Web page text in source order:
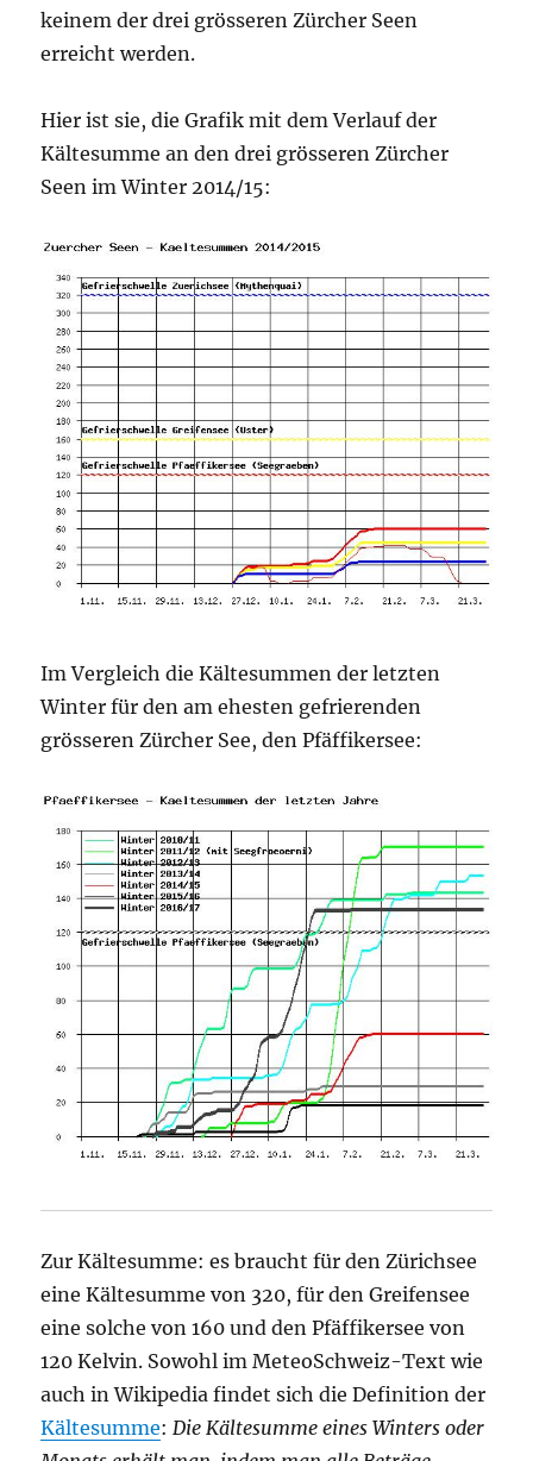
keinem der drei grösseren Zürcher Seen
erreicht werden.
Hier ist sie, die Grafik mit dem Verlauf der
Kältesumme an den drei grösseren Zürcher
Seen im Winter 2014/15:
Im Vergleich die Kältesummen der letzten
Winter für den am ehesten gefrierenden
grösseren Zürcher See, den Pfäffikersee:
Zur Kältesumme: es braucht für den Zürichsee
eine Kältesumme von 320, für den Greifensee
eine solche von 160 und den Pfäffikersee von
120 Kelvin. Sowohl im MeteoSchweiz-Text wie
auch in Wikipedia findet sich die Definition der
Kältesumme: Die Kältesumme eines Winters oder